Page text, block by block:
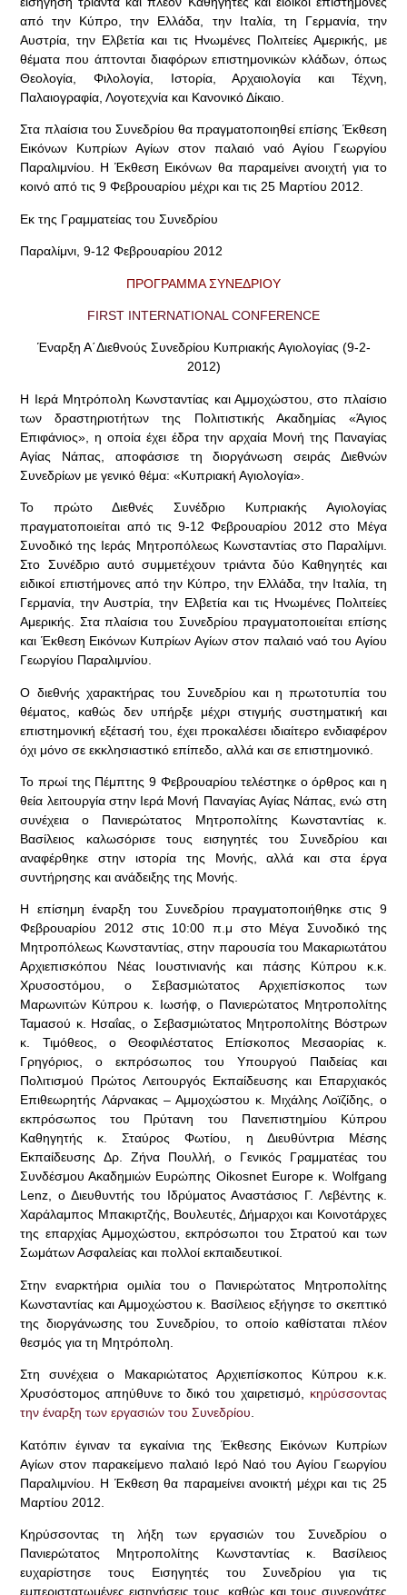
από την Κύπρο, την Ελλάδα, την Ιταλία, τη Γερμανία, την
Αυστρία, την Ελβετία και τις Ηνωμένες Πολιτείες Αμερικής, με
θέματα που άπτονται διαφόρων επιστημονικών κλάδων, όπως
Θεολογία, Φιλολογία, Ιστορία, Αρχαιολογία και Τέχνη,
Παλαιογραφία, Λογοτεχνία και Κανονικό Δίκαιο.
Στα πλαίσια του Συνεδρίου θα πραγματοποιηθεί επίσης Έκθεση
Εικόνων Κυπρίων Αγίων στον παλαιό ναό Αγίου Γεωργίου
Παραλιμνίου. Η Έκθεση Εικόνων θα παραμείνει ανοιχτή για το
κοινό από τις 9 Φεβρουαρίου μέχρι και τις 25 Μαρτίου 2012.
Εκ της Γραμματείας του Συνεδρίου
Παραλίμνι, 9-12 Φεβρουαρίου 2012
ΠΡΟΓΡΑΜΜΑ ΣΥΝΕΔΡΙΟΥ
FIRST INTERNATIONAL CONFERENCE
Έναρξη Α΄Διεθνούς Συνεδρίου Κυπριακής Αγιολογίας (9-2-
2012)
Η Ιερά Μητρόπολη Κωνσταντίας και Αμμοχώστου, στο πλαίσιο
των δραστηριοτήτων της Πολιτιστικής Ακαδημίας «Άγιος
Επιφάνιος», η οποία έχει έδρα την αρχαία Μονή της Παναγίας
Αγίας Νάπας, αποφάσισε τη διοργάνωση σειράς Διεθνών
Συνεδρίων με γενικό θέμα: «Κυπριακή Αγιολογία».
Το πρώτο Διεθνές Συνέδριο Κυπριακής Αγιολογίας
πραγματοποιείται από τις 9-12 Φεβρουαρίου 2012 στο Μέγα
Συνοδικό της Ιεράς Μητροπόλεως Κωνσταντίας στο Παραλίμνι.
Στο Συνέδριο αυτό συμμετέχουν τριάντα δύο Καθηγητές και
ειδικοί επιστήμονες από την Κύπρο, την Ελλάδα, την Ιταλία, τη
Γερμανία, την Αυστρία, την Ελβετία και τις Ηνωμένες Πολιτείες
Αμερικής. Στα πλαίσια του Συνεδρίου πραγματοποιείται επίσης
και Έκθεση Εικόνων Κυπρίων Αγίων στον παλαιό ναό του Αγίου
Γεωργίου Παραλιμνίου.
Ο διεθνής χαρακτήρας του Συνεδρίου και η πρωτοτυπία του
θέματος, καθώς δεν υπήρξε μέχρι στιγμής συστηματική και
επιστημονική εξέτασή του, έχει προκαλέσει ιδιαίτερο ενδιαφέρον
όχι μόνο σε εκκλησιαστικό επίπεδο, αλλά και σε επιστημονικό.
Το πρωί της Πέμπτης 9 Φεβρουαρίου τελέστηκε ο όρθρος και η
θεία λειτουργία στην Ιερά Μονή Παναγίας Αγίας Νάπας, ενώ στη
συνέχεια ο Πανιερώτατος Μητροπολίτης Κωνσταντίας κ.
Βασίλειος καλωσόρισε τους εισηγητές του Συνεδρίου και
αναφέρθηκε στην ιστορία της Μονής, αλλά και στα έργα
συντήρησης και ανάδειξης της Μονής.
Η επίσημη έναρξη του Συνεδρίου πραγματοποιήθηκε στις 9
Φεβρουαρίου 2012 στις 10:00 π.μ στο Μέγα Συνοδικό της
Μητροπόλεως Κωνσταντίας, στην παρουσία του Μακαριωτάτου
Αρχιεπισκόπου Νέας Ιουστινιανής και πάσης Κύπρου κ.κ.
Χρυσοστόμου, ο Σεβασμιώτατος Αρχιεπίσκοπος των
Μαρωνιτών Κύπρου κ. Ιωσήφ, ο Πανιερώτατος Μητροπολίτης
Ταμασού κ. Ησαΐας, ο Σεβασμιώτατος Μητροπολίτης Βόστρων
κ. Τιμόθεος, ο Θεοφιλέστατος Επίσκοπος Μεσαορίας κ.
Γρηγόριος, ο εκπρόσωπος του Υπουργού Παιδείας και
Πολιτισμού Πρώτος Λειτουργός Εκπαίδευσης και Επαρχιακός
Επιθεωρητής Λάρνακας – Αμμοχώστου κ. Μιχάλης Λοϊζίδης, ο
εκπρόσωπος του Πρύτανη του Πανεπιστημίου Κύπρου
Καθηγητής κ. Σταύρος Φωτίου, η Διευθύντρια Μέσης
Εκπαίδευσης Δρ. Ζήνα Πουλλή, ο Γενικός Γραμματέας του
Συνδέσμου Ακαδημιών Ευρώπης Oikosnet Europe κ. Wolfgang
Lenz, ο Διευθυντής του Ιδρύματος Αναστάσιος Γ. Λεβέντης κ.
Χαράλαμπος Μπακιρτζής, Βουλευτές, Δήμαρχοι και Κοινοτάρχες
της επαρχίας Αμμοχώστου, εκπρόσωποι του Στρατού και των
Σωμάτων Ασφαλείας και πολλοί εκπαιδευτικοί.
Στην εναρκτήρια ομιλία του ο Πανιερώτατος Μητροπολίτης
Κωνσταντίας και Αμμοχώστου κ. Βασίλειος εξήγησε το σκεπτικό
της διοργάνωσης του Συνεδρίου, το οποίο καθίσταται πλέον
θεσμός για τη Μητρόπολη.
Στη συνέχεια ο Μακαριώτατος Αρχιεπίσκοπος Κύπρου κ.κ.
Χρυσόστομος απηύθυνε το δικό του χαιρετισμό,
κηρύσσοντας
την έναρξη των εργασιών του Συνεδρίου
Κατόπιν έγιναν τα εγκαίνια της Έκθεσης Εικόνων Κυπρίων
Αγίων στον παρακείμενο παλαιό Ιερό Ναό του Αγίου Γεωργίου
Παραλιμνίου. Η Έκθεση θα παραμείνει ανοικτή μέχρι και τις 25
Μαρτίου 2012.
Κηρύσσοντας τη λήξη των εργασιών του Συνεδρίου ο
Πανιερώτατος Μητροπολίτης Κωνσταντίας κ. Βασίλειος
ευχαρίστησε τους Εισηγητές του Συνεδρίου για τις
εμπεριστατωμένες εισηγήσεις τους, καθώς και τους συνεργάτες